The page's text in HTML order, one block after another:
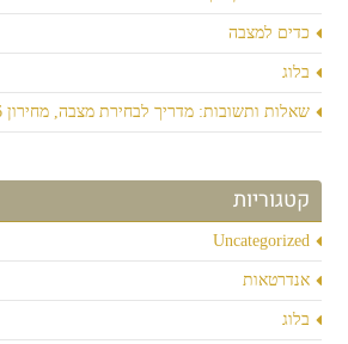
כדים למצבה
בלוג
שאלות ותשובות: מדריך לבחירת מצבה, מחירון 2026 וסוגי אבנים
קטגוריות
Uncategorized
אנדרטאות
בלוג